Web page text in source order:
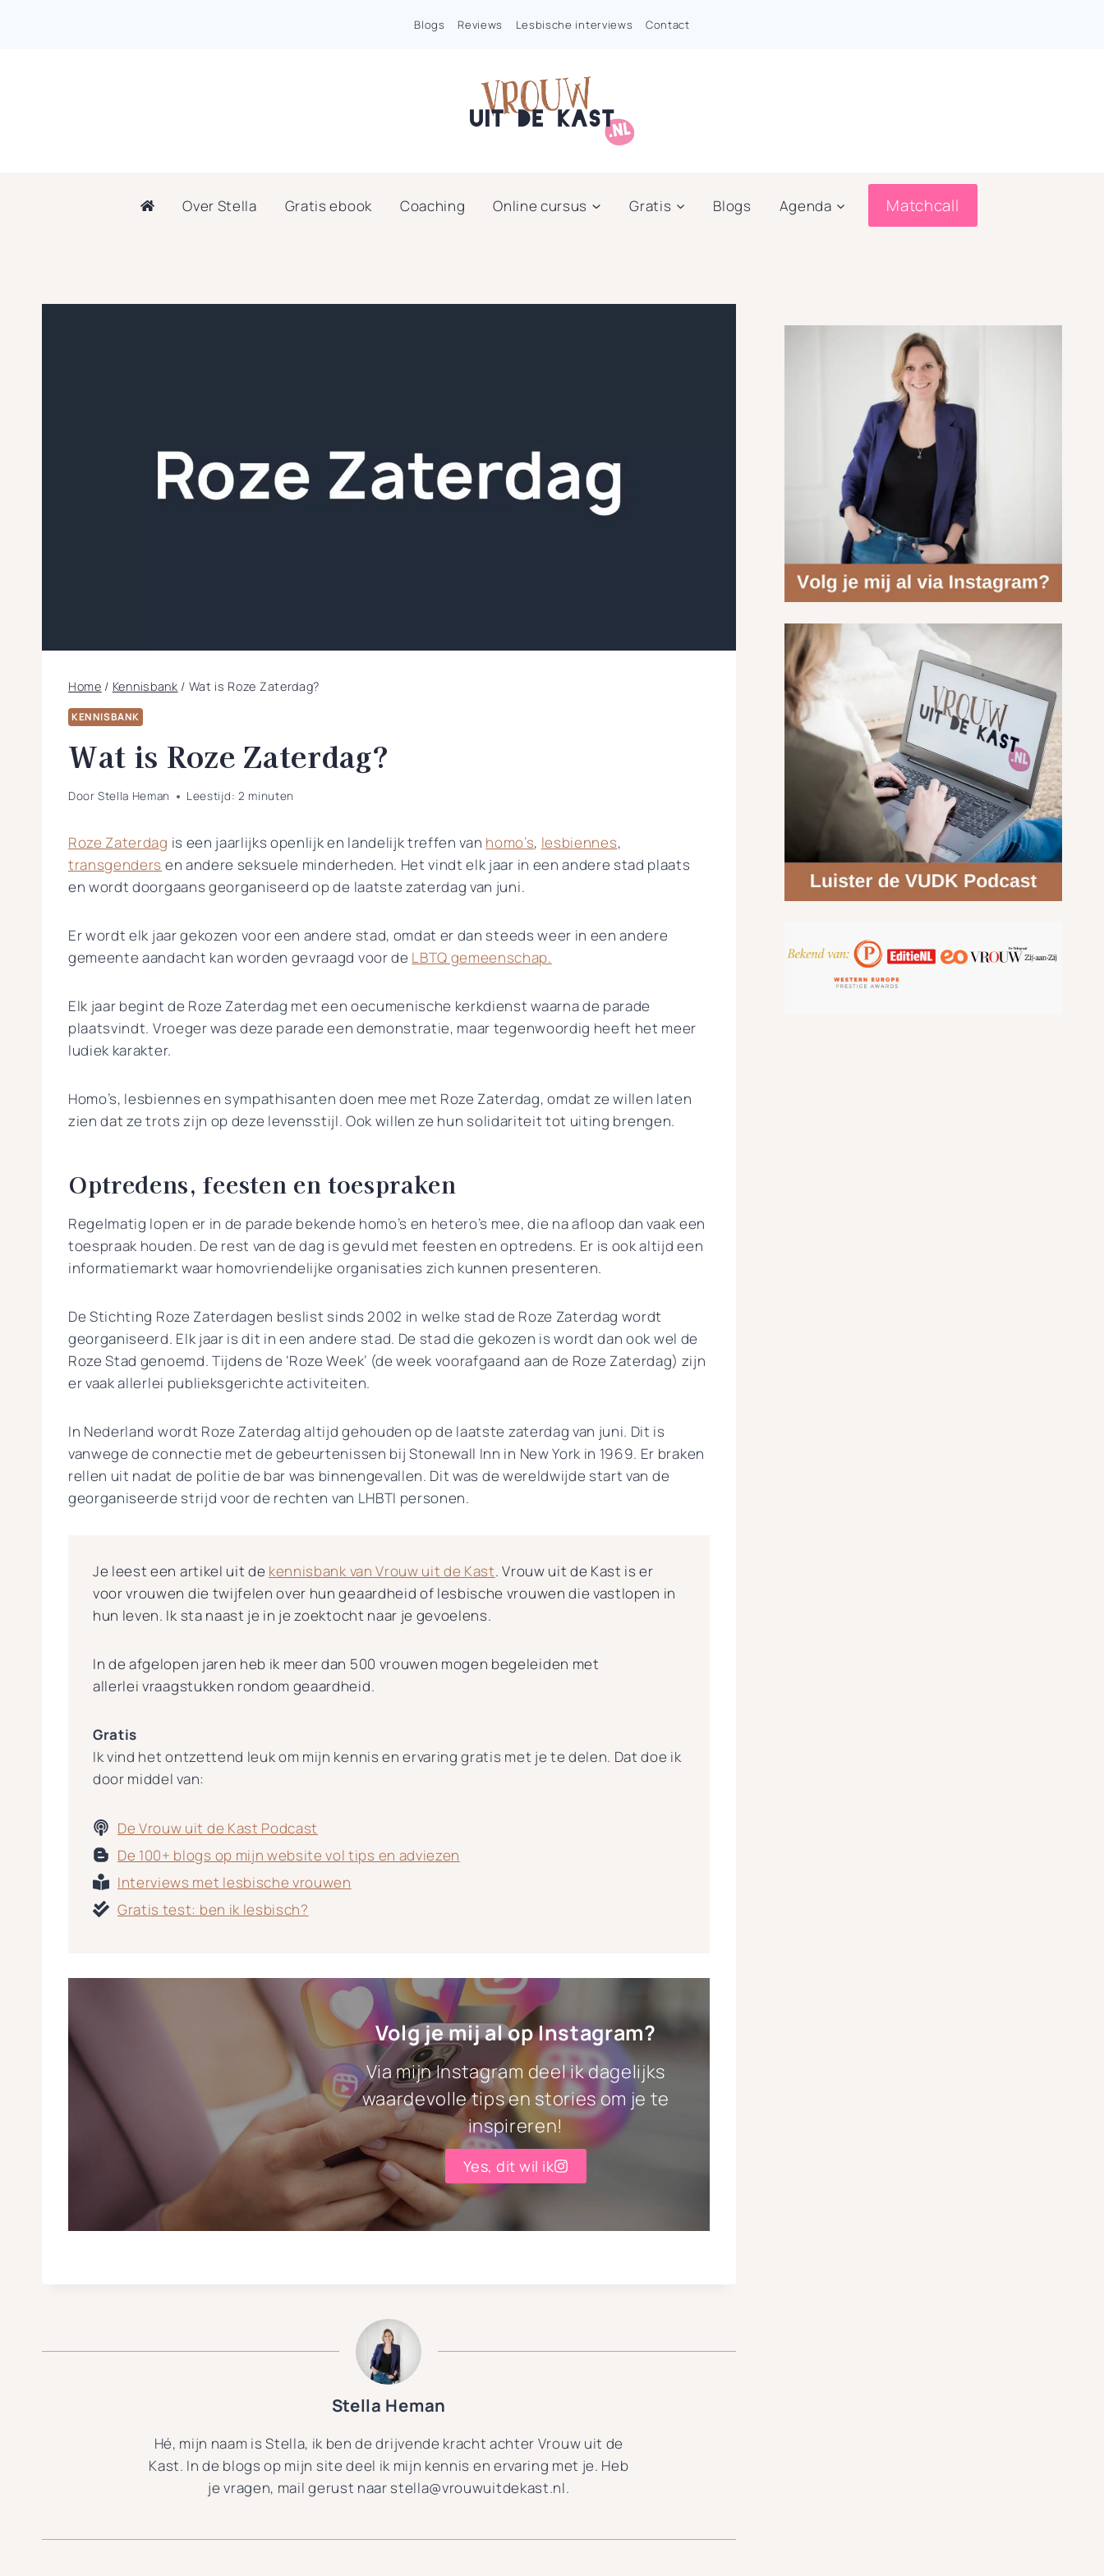
Blogs Reviews Lesbische interviews Contact
Over Stella Gratis ebook Coaching Online cursus Gratis Blogs Agenda Matchcall
Home / Kennisbank / Wat is Roze Zaterdag?
KENNISBANK
Wat is Roze Zaterdag?
Door Stella Heman Leestijd: 2 minuten
Roze Zaterdag is een jaarlijks openlijk en landelijk treffen van homo’s, lesbiennes,
transgenders en andere seksuele minderheden. Het vindt elk jaar in een andere stad plaats
en wordt doorgaans georganiseerd op de laatste zaterdag van juni.
Er wordt elk jaar gekozen voor een andere stad, omdat er dan steeds weer in een andere
gemeente aandacht kan worden gevraagd voor de LBTQ gemeenschap.
Elk jaar begint de Roze Zaterdag met een oecumenische kerkdienst waarna de parade
plaatsvindt. Vroeger was deze parade een demonstratie, maar tegenwoordig heeft het meer
ludiek karakter.
Homo’s, lesbiennes en sympathisanten doen mee met Roze Zaterdag, omdat ze willen laten
zien dat ze trots zijn op deze levensstijl. Ook willen ze hun solidariteit tot uiting brengen.
Optredens, feesten en toespraken
Regelmatig lopen er in de parade bekende homo’s en hetero’s mee, die na afloop dan vaak een
toespraak houden. De rest van de dag is gevuld met feesten en optredens. Er is ook altijd een
informatiemarkt waar homovriendelijke organisaties zich kunnen presenteren.
De Stichting Roze Zaterdagen beslist sinds 2002 in welke stad de Roze Zaterdag wordt
georganiseerd. Elk jaar is dit in een andere stad. De stad die gekozen is wordt dan ook wel de
Roze Stad genoemd. Tijdens de ‘Roze Week’ (de week voorafgaand aan de Roze Zaterdag) zijn
er vaak allerlei publieksgerichte activiteiten.
In Nederland wordt Roze Zaterdag altijd gehouden op de laatste zaterdag van juni. Dit is
vanwege de connectie met de gebeurtenissen bij Stonewall Inn in New York in 1969. Er braken
rellen uit nadat de politie de bar was binnengevallen. Dit was de wereldwijde start van de
georganiseerde strijd voor de rechten van LHBTI personen.
Je leest een artikel uit de kennisbank van Vrouw uit de Kast. Vrouw uit de Kast is er
voor vrouwen die twijfelen over hun geaardheid of lesbische vrouwen die vastlopen in
hun leven. Ik sta naast je in je zoektocht naar je gevoelens.
In de afgelopen jaren heb ik meer dan 500 vrouwen mogen begeleiden met
allerlei vraagstukken rondom geaardheid.
Gratis
Ik vind het ontzettend leuk om mijn kennis en ervaring gratis met je te delen. Dat doe ik
door middel van:
De Vrouw uit de Kast Podcast
De 100+ blogs op mijn website vol tips en adviezen
Interviews met lesbische vrouwen
Gratis test: ben ik lesbisch?
Volg je mij al op Instagram?
Via mijn Instagram deel ik dagelijks
waardevolle tips en stories om je te
inspireren!
Yes, dit wil ik
Stella Heman
Hé, mijn naam is Stella, ik ben de drijvende kracht achter Vrouw uit de
Kast. In de blogs op mijn site deel ik mijn kennis en ervaring met je. Heb
je vragen, mail gerust naar stella@vrouwuitdekast.nl.